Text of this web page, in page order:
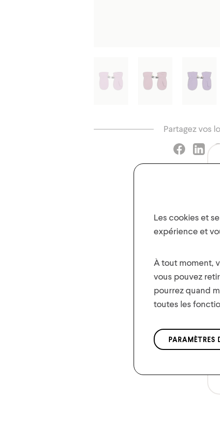
Partagez vos
Les cookies et
expérience et
À tout moment,
vous pouvez
pourrez quand
toutes les
PARAMÈTRES